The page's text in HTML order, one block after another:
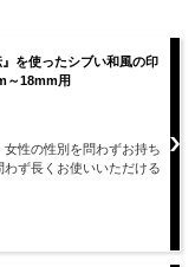
を使ったシブい和風の印
～18mm用
性の性別を問わずお持ち
ず長くお使いいただける